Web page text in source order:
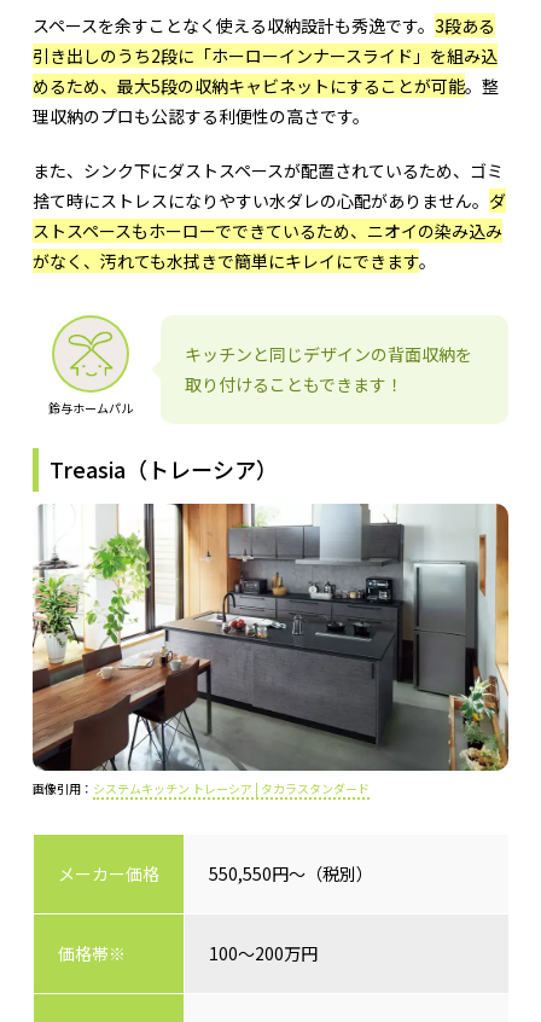
スペースを余すことなく使える収納設計も秀逸です。 3段ある
引き出しのうち2段に「ホーローインナースライド」を組み込
めるため、最大5段の収納キャビネットにすることが可能。整
理収納のプロも公認する利便性の高さです。
また、シンク下にダストスペースが配置されているため、ゴミ
捨て時にストレスになりやすい水ダレの心配がありません。 ダ
ストスペースもホーローでできているため、ニオイの染み込み
がなく、汚れても水拭きで簡単にキレイにできます。
鈴与ホームパル
キッチンと同じデザインの背面収納を
取り付けることもできます！
Treasia（トレーシア）
画像引用： システムキッチン トレーシア | タカラスタンダード
メーカー価格 550,550円～（税別）
価格帯※ 100～200万円